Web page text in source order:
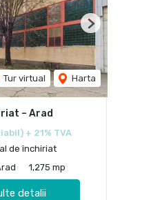
Tur virtual Harta
Next
– Arad
+ 21% TVA
de închiriat
1,275 mp
detalii